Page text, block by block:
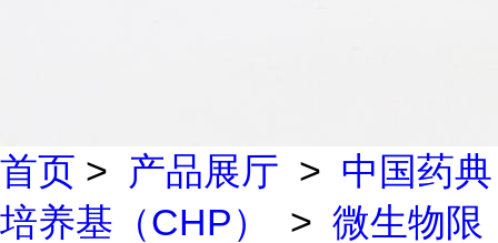
首页 > 产品展厅 > 中国药典
培养基（CHP）
> 微生物限